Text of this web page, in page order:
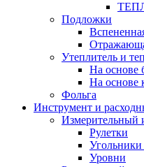
Подложки
Утеплитель и
На основе
На основе
Фольга
Инструмент и
Измерительный
Рулетки
Уровни